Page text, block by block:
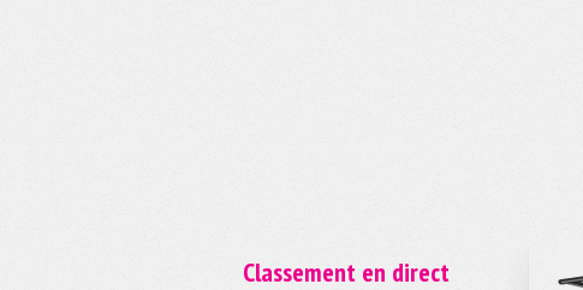
Classement en direct